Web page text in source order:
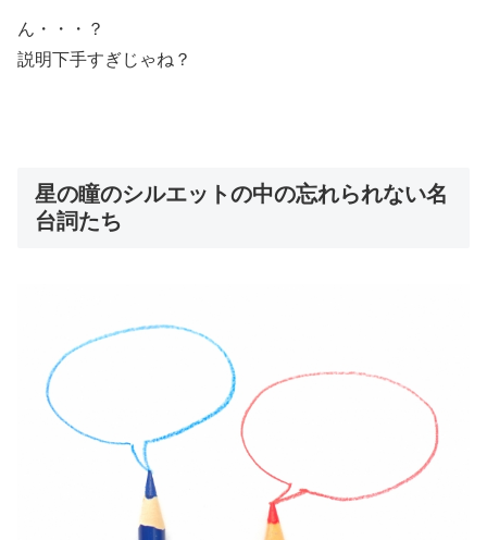
ん・・・？
説明下手すぎじゃね？
星の瞳のシルエットの中の忘れられない名
台詞たち